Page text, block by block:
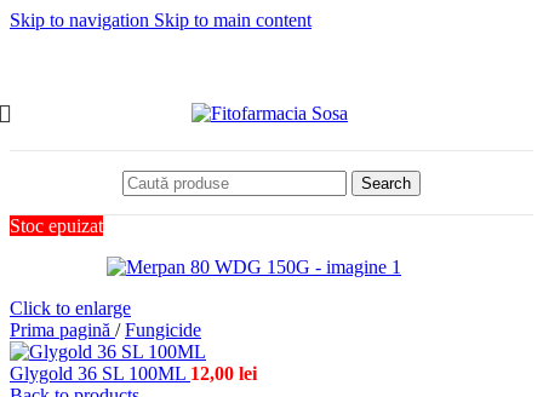
Skip to navigation Skip to main content
Search
Stoc epuizat
Click to enlarge
Prima pagină / Fungicide
Glygold 36 SL 100ML 12,00 lei